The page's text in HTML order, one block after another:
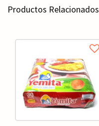
Productos Relacionados